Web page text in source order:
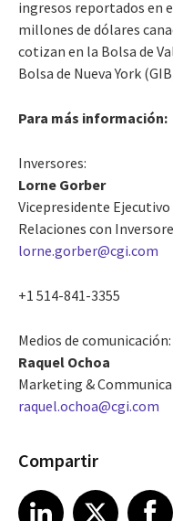
ingresos reportados en
millones de dólares
cotizan en la Bolsa de
Bolsa de Nueva York
Para más información:
Inversores:
Lorne Gorber
Vicepresidente
Relaciones con
lorne.gorber@cgi.com
+1 514-841-3355
Medios de comunicación:
Raquel Ochoa
Marketing &
raquel.ochoa@cgi.com
Compartir
Share article on LinkedIn
LinkedIn
Share article on XShare